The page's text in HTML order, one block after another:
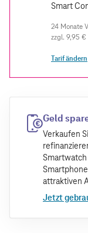
Smart
zzgl. 9,95 €
Tarif ändern
Geld
Verkaufen
Smartwatch
attraktiven
Jetzt